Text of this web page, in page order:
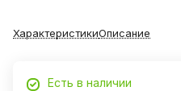
ХарактеристикиОписание
Есть в наличии